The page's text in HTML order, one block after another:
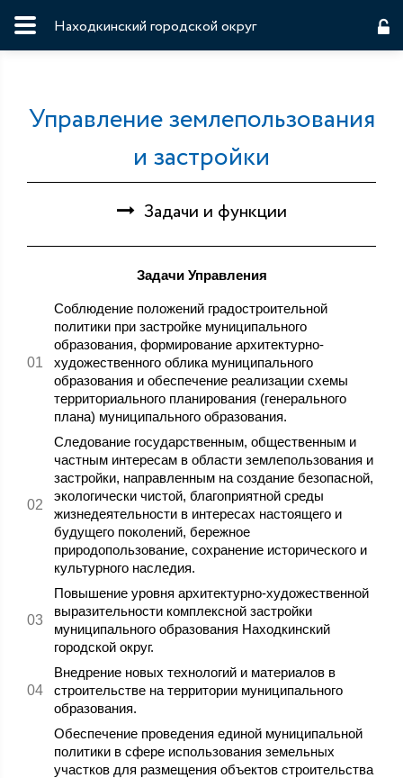
Находкинский городской округ
Управление землепользования
и застройки
Задачи и функции
Задачи Управления
Соблюдение положений градостроительной
политики при застройке муниципального
образования, формирование архитектурно-
художественного облика муниципального
образования и обеспечение реализации схемы
территориального планирования (генерального
плана) муниципального образования.
Следование государственным, общественным и
частным интересам в области землепользования и
застройки, направленным на создание безопасной,
экологически чистой, благоприятной среды
жизнедеятельности в интересах настоящего и
будущего поколений, бережное
природопользование, сохранение исторического и
культурного наследия.
Повышение уровня архитектурно-художественной
выразительности комплексной застройки
муниципального образования Находкинский
городской округ.
Внедрение новых технологий и материалов в
строительстве на территории муниципального
образования.
Обеспечение проведения единой муниципальной
политики в сфере использования земельных
участков для размещения объектов строительства